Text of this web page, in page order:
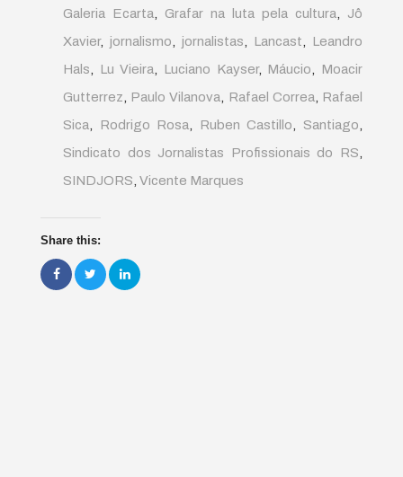
Galeria Ecarta
Grafar na luta pela cultura
Jô
Xavier, jornalismo jornalistas Lancast
Leandro
Hals
Lu Vieira Luciano Kayser, Máucio
Moacir
Gutterrez
Paulo Vilanova Rafael Correa
Rafael
Sica
Rodrigo Rosa Ruben Castillo Santiago
Sindicato dos Jornalistas Profissionais do RS
SINDJORS Vicente Marques
Share this: